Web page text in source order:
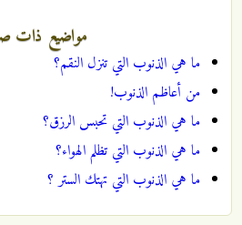
مواضيع ذات
ما هي الذنوب التي تنزل النقم؟
من أعاظم الذنوب!
ما هي الذنوب التي تحبس الرزق؟
ما هي الذنوب التي تظلم الهواء؟
ما هي الذنوب التي تهتك الستر ؟